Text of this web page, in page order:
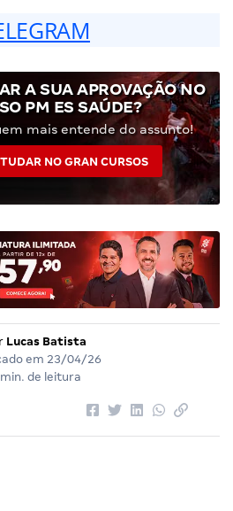
A SUA APROVAÇÃO NO
PM ES SAÚDE?
mais entende do assunto!
NO GRAN CURSOS
Lucas Batista
em 23/04/26
de leitura